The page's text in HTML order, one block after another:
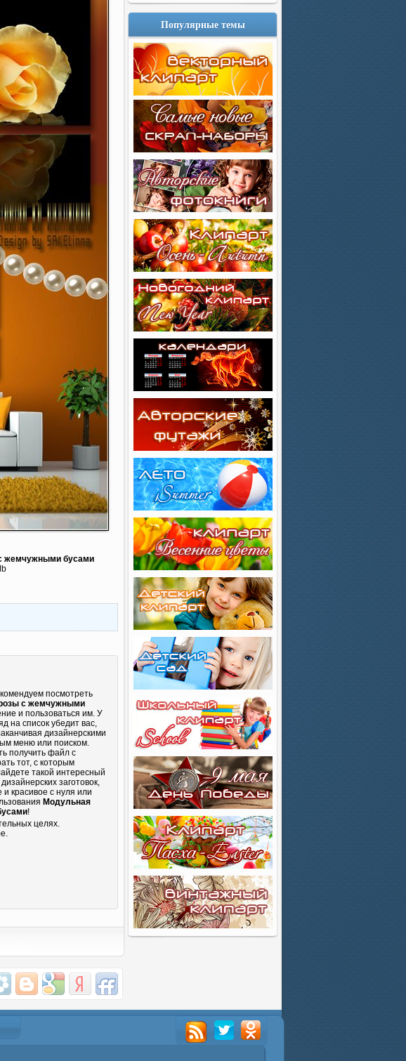
жемчужными бусами
посмотреть
розы с жемчужными
и пользоваться им. У
на список убедит вас,
дизайнерскими
меню или поиском.
получить файл с
тот, с которым
такой интересный
заготовок,
красивое с нуля или
Модульная
!
целях.
Популярные темы